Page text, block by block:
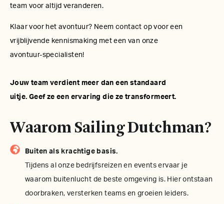
team voor altijd veranderen.
Klaar voor het avontuur? Neem contact op voor een
vrijblijvende kennismaking met een van onze
avontuur-specialisten!
Jouw team verdient meer dan een standaard
uitje. Geef ze een ervaring die ze transformeert.
Waarom Sailing Dutchman?
Buiten als krachtige basis.
Tijdens al onze bedrijfsreizen en events ervaar je
waarom buitenlucht de beste omgeving is. Hier ontstaan
doorbraken, versterken teams en groeien leiders.